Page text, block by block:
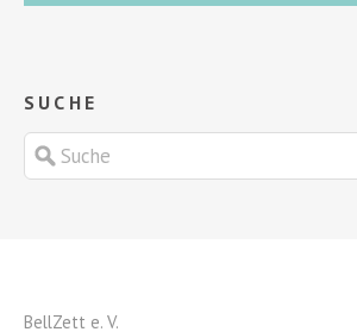
SUCHE
BellZett e. V.